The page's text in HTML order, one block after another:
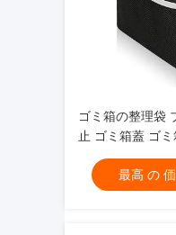
ゴミ箱の整理袋
止 ゴミ箱蓋 ゴ
最高 の